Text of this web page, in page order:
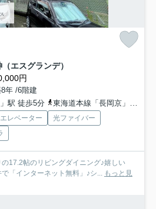
エスグランデ）
円
年 /6階建
駅 徒歩5分
東海道本線「長岡京」駅 徒歩9分
エレベーター
光ファイバー
17.2帖のリビングダイニング♪嬉しい
で「インターネット無料」♪シ... もっと見